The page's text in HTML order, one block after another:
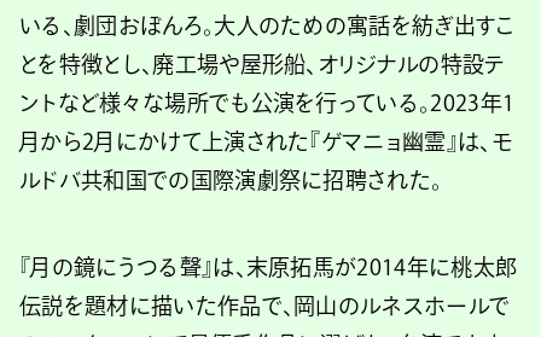
いる、劇団おぼんろ。大人のための寓話を紡ぎ出すこ
とを特徴とし、廃工場や屋形船、オリジナルの特設テ
ントなど様々な場所でも公演を行っている。2023年1
月から2月にかけて上演された『ゲマニョ幽霊』は、モ
ルドバ共和国での国際演劇祭に招聘された。
『月の鏡にうつる聲』は、末原拓馬が2014年に桃太郎
伝説を題材に描いた作品で、岡山のルネスホールで